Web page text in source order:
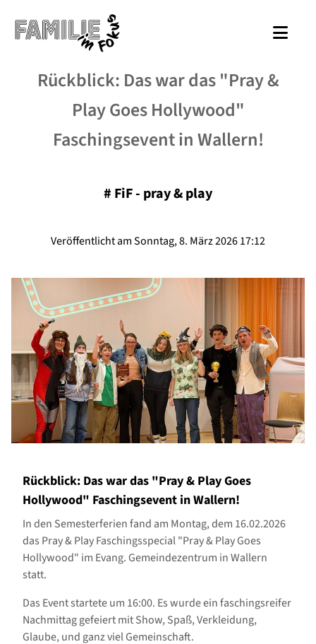
Rückblick: Das war das "Pray &
Play Goes Hollywood"
Faschingsevent in Wallern!
# FiF - pray & play
Veröffentlicht am Sonntag, 8. März 2026 17:12
Rückblick: Das war das "Pray & Play Goes
Hollywood" Faschingsevent in Wallern!
In den Semesterferien fand am Montag, dem 16.02.2026
das Pray & Play Faschingsspecial "Pray & Play Goes
Hollywood" im Evang. Gemeindezentrum in Wallern
statt.
Das Event startete um 16:00. Es wurde ein faschingsreifer
Nachmittag gefeiert mit Show, Spaß, Verkleidung,
Glaube, und ganz viel Gemeinschaft.